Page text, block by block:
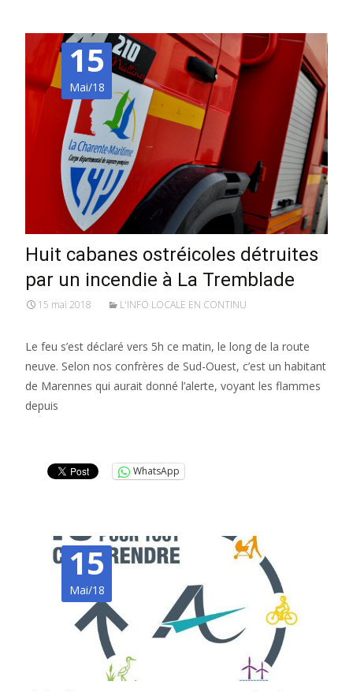
15
Mai/18
Huit cabanes ostréicoles détruites
par un incendie à La Tremblade
15 mai 2018 L'INFO LOCALE EN CONTINU
Le feu s’est déclaré vers 5h ce matin, le long de la route
neuve. Selon nos confrères de Sud-Ouest, c’est un habitant
de Marennes qui aurait donné l’alerte, voyant les flammes
depuis
WhatsApp
15
Mai/18